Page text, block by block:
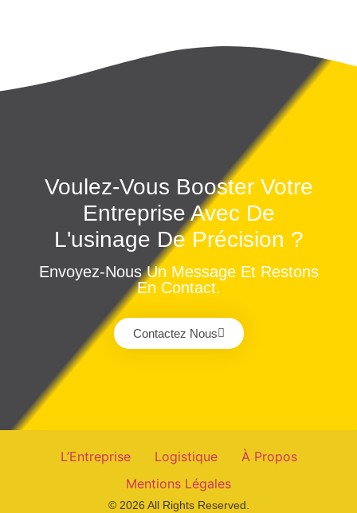
Voulez-Vous Booster Votre
Entreprise Avec De
L'usinage De Précision ?
Envoyez-Nous Un Message Et Restons
En Contact.
Contactez Nous
L’Entreprise Logistique
À Propos
Mentions Légales
© 2026 All Rights Reserved.